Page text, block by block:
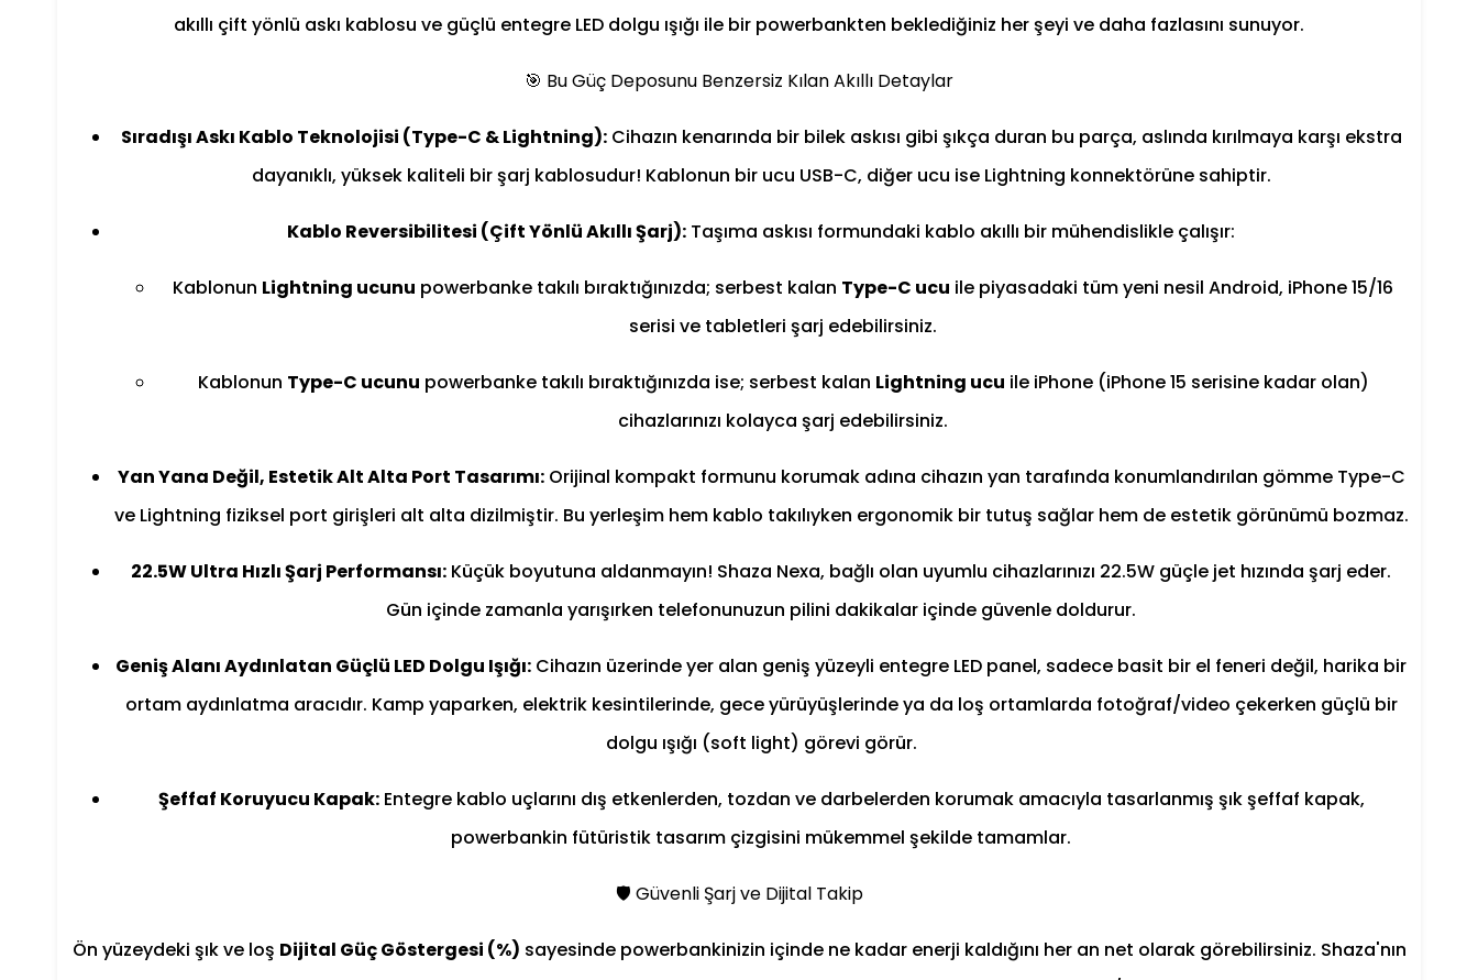
akıllı çift yönlü askı kablosu ve güçlü entegre LED dolgu ışığı ile bir powerbankten beklediğiniz her şeyi ve daha fazlasını sunuyor.
🎯 Bu Güç Deposunu Benzersiz Kılan Akıllı Detaylar
Sıradışı Askı Kablo Teknolojisi (Type-C & Lightning):Cihazın kenarında bir bilek askısı gibi şıkça duran bu parça, aslında kırılmaya karşı ekstra
dayanıklı, yüksek kaliteli bir şarj kablosudur! Kablonun bir ucu USB-C, diğer ucu ise Lightning konnektörüne sahiptir.
Kablo Reversibilitesi (Çift Yönlü Akıllı Şarj): Taşıma askısı formundaki kablo akıllı bir mühendislikle çalışır:
Kablonun Lightning ucunu powerbanke takılı bıraktığınızda; serbest kalan Type-C ucu ile piyasadaki tüm yeni nesil Android, iPhone 15/16
serisi ve tabletleri şarj edebilirsiniz.
Kablonun Type-C ucunu powerbanke takılı bıraktığınızda ise; serbest kalan Lightning ucu ile iPhone (iPhone 15 serisine kadar olan)
cihazlarınızı kolayca şarj edebilirsiniz.
Yan Yana Değil, Estetik Alt Alta Port Tasarımı:Orijinal kompakt formunu korumak adına cihazın yan tarafında konumlandırılan gömme Type-C
ve Lightning fiziksel port girişleri alt alta dizilmiştir. Bu yerleşim hem kablo takılıyken ergonomik bir tutuş sağlar hem de estetik görünümü bozmaz.
22.5W Ultra Hızlı Şarj Performansı: Küçük boyutuna aldanmayın! Shaza Nexa, bağlı olan uyumlu cihazlarınızı 22.5W güçle jet hızında şarj eder.
Gün içinde zamanla yarışırken telefonunuzun pilini dakikalar içinde güvenle doldurur.
Geniş Alanı Aydınlatan Güçlü LED Dolgu Işığı: Cihazın üzerinde yer alan geniş yüzeyli entegre LED panel, sadece basit bir el feneri değil, harika bir
ortam aydınlatma aracıdır. Kamp yaparken, elektrik kesintilerinde, gece yürüyüşlerinde ya da loş ortamlarda fotoğraf/video çekerken güçlü bir
dolgu ışığı (soft light) görevi görür.
Şeffaf Koruyucu Kapak:Entegre kablo uçlarını dış etkenlerden, tozdan ve darbelerden korumak amacıyla tasarlanmış şık şeffaf kapak,
powerbankin fütüristik tasarım çizgisini mükemmel şekilde tamamlar.
🛡️ Güvenli Şarj ve Dijital Takip
Ön yüzeydeki şık ve loş Dijital Güç Göstergesi (%) sayesinde powerbankinizin içinde ne kadar enerji kaldığını her an net olarak görebilirsiniz. Shaza'nın